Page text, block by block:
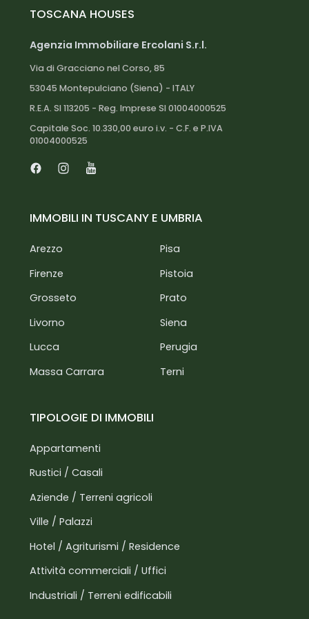
Autostrada A11: 5 km
Aeroporto di Firenze: 30 km
Parco della Querciola: 2 km
Vinci: 25 km
TOSCANA HOUSES
Agenzia Immobiliare Ercolani S.r.l.
Via di Gracciano nel Corso, 85
53045 Montepulciano (Siena) - ITALY
R.E.A. SI 113205 - Reg. Imprese SI 01004000525
Capitale Soc. 10.330,00 euro i.v. - C.F. e P.IVA
01004000525
IMMOBILI IN TUSCANY E UMBRIA
Arezzo
Firenze
Grosseto
Livorno
Lucca
Massa Carrara
Pisa
Pistoia
Prato
Siena
Perugia
Terni
TIPOLOGIE DI IMMOBILI
Appartamenti
Rustici / Casali
Aziende / Terreni agricoli
Ville / Palazzi
Hotel / Agriturismi / Residence
Attività commerciali / Uffici
Industriali / Terreni edificabili